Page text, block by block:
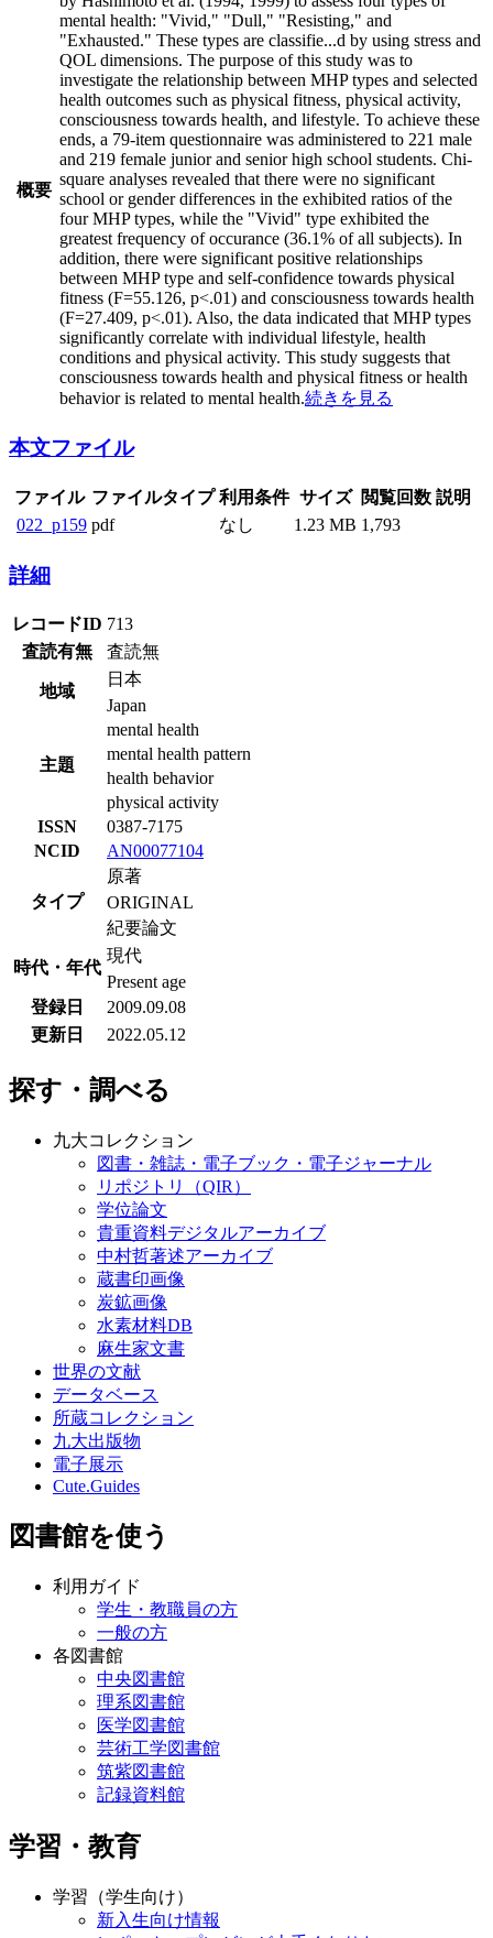
概要
mental health: "Vivid," "Dull," "Resisting," and
"Exhausted." These types are classifie...d by using stress and
QOL dimensions. The purpose of this study was to
investigate the relationship between MHP types and selected
health outcomes such as physical fitness, physical activity,
consciousness towards health, and lifestyle. To achieve these
ends, a 79-item questionnaire was administered to 221 male
and 219 female junior and senior high school students. Chi-
square analyses revealed that there were no significant
school or gender differences in the exhibited ratios of the
four MHP types, while the "Vivid" type exhibited the
greatest frequency of occurance (36.1% of all subjects). In
addition, there were significant positive relationships
between MHP type and self-confidence towards physical
fitness (F=55.126, p<.01) and consciousness towards health
(F=27.409, p<.01). Also, the data indicated that MHP types
significantly correlate with individual lifestyle, health
conditions and physical activity. This study suggests that
consciousness towards health and physical fitness or health
behavior is related to mental health.続きを見る
本文ファイル
ファイル ファイルタイプ 利用条件 サイズ 閲覧回数 説明
022_p159 pdf なし 1.23 MB 1,793
詳細
レコードID 713
査読有無
査読無
地域
日本
Japan
主題
mental health
mental health pattern
health behavior
physical activity
ISSN
0387-7175
NCID
AN00077104
タイプ
原著
ORIGINAL
紀要論文
時代・年代
現代
Present age
登録日
2009.09.08
更新日
2022.05.12
探す・調べる
九大コレクション
図書・雑誌・電子ブック・電子ジャーナル
リポジトリ（QIR）
学位論文
貴重資料デジタルアーカイブ
中村哲著述アーカイブ
蔵書印画像
炭鉱画像
水素材料DB
麻生家文書
世界の文献
データベース
所蔵コレクション
九大出版物
電子展示
Cute.Guides
図書館を使う
利用ガイド
学生・教職員の方
一般の方
各図書館
中央図書館
理系図書館
医学図書館
芸術工学図書館
筑紫図書館
記録資料館
学習・教育
学習（学生向け）
新入生向け情報